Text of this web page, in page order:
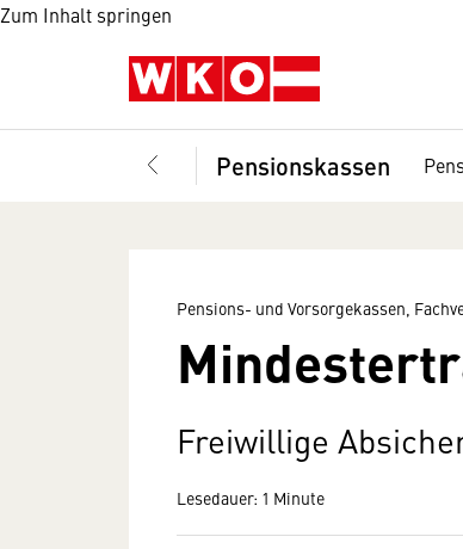
Zum Inhalt springen
Pensionskassen
Pensions- und Vorsorgekassen,
Freiwillige
Lesedauer: 1 Minute